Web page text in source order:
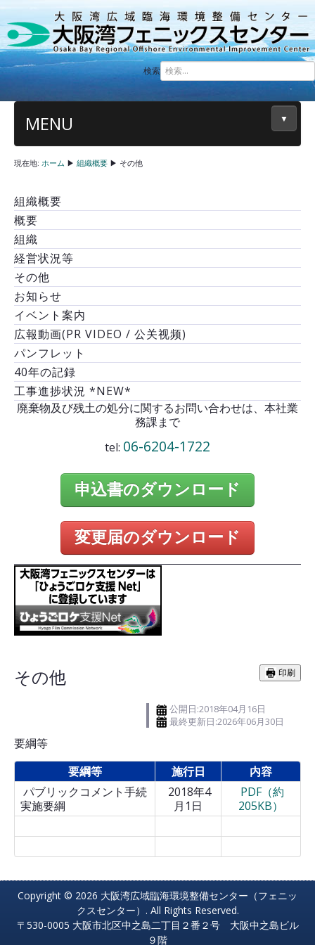
検索
MENU ▼
現在地: ホーム ▶ 組織概要 ▶ その他
組織概要
概要
組織
経営状況等
その他
お知らせ
イベント案内
広報動画(PR VIDEO / 公关视频)
パンフレット
40年の記録
工事進捗状況 *NEW*
廃棄物及び残土の処分に関するお問い合わせは、本社業
務課まで
tel: 06-6204-1722
申込書のダウンロード
変更届のダウンロード
印刷
その他
公開日:2018年04月16日
最終更新日:2026年06月30日
要綱等
要綱等
施行日
内容
パブリックコメント手続
実施要綱
2018年4
月1日
PDF（約
205KB）
Copyright © 2026 大阪湾広域臨海環境整備センター（フェニッ
クスセンター）. All Rights Reserved.
〒530-0005 大阪市北区中之島二丁目２番２号 大阪中之島ビル
９階